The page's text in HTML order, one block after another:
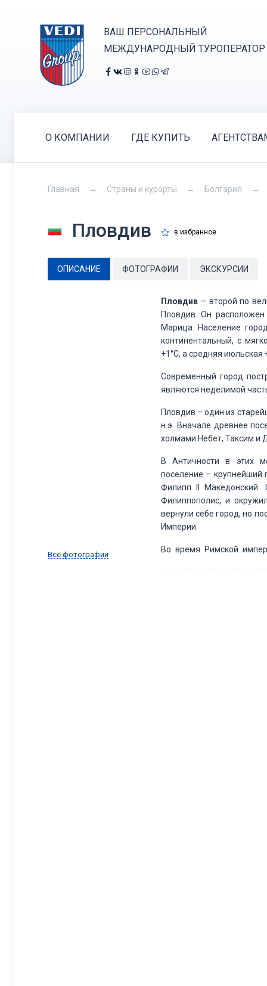
ВАШ ПЕРСОНАЛЬНЫЙ
МЕЖДУНАРОДНЫЙ ТУРОПЕРАТОР
О КОМПАНИИ ГДЕ КУПИТЬ
Главная Страны и курорты Болгария
Пловдив в избранное
ОПИСАНИЕ ФОТОГРАФИИ ЭКСКУРСИИ
Все фотографии
Пловдив – второй по
Пловдив. Он расположен
Марица. Население
континентальный, с
+1°С, а средняя июльская
Современный город
являются неделимой
Пловдив – один из
н.э. Вначале древнее
холмами Небет, Таксим и
В Античности в этих
поселение – крупнейший
Филипп ІІ
Филиппополис, и
вернули себе город, но
Империи.
Во время Римской